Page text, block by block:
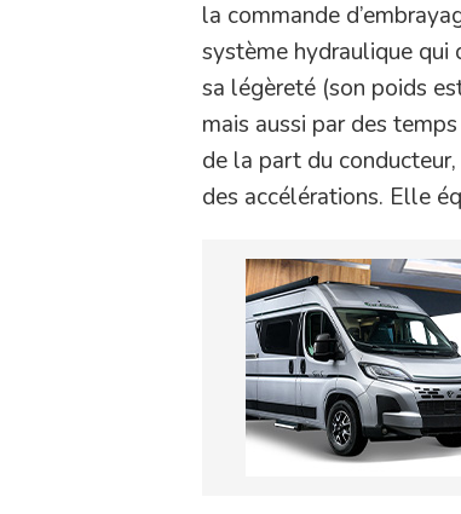
la commande
système hydraulique qui
sa légèreté (son poids
mais aussi par des
de la part du
des accélérations. Elle